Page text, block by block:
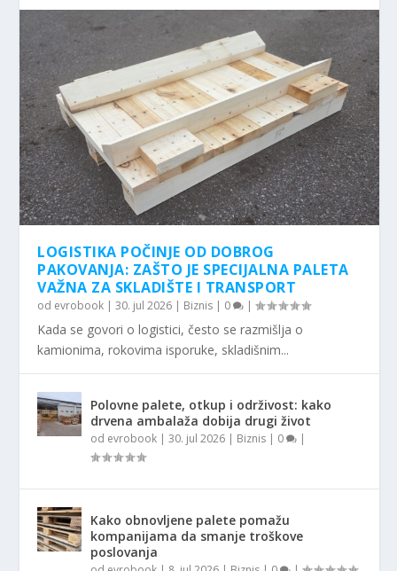
LOGISTIKA POČINJE OD DOBROG
PAKOVANJA: ZAŠTO JE SPECIJALNA PALETA
VAŽNA ZA SKLADIŠTE I TRANSPORT
od evrobook |30. jul 2026 | Biznis | 0 |
Kada se govori o logistici, često se razmišlja o
kamionima, rokovima isporuke, skladišnim...
Polovne palete, otkup i održivost: kako
drvena ambalaža dobija drugi život
od evrobook |30. jul 2026 | Biznis | 0 |
Kako obnovljene palete pomažu
kompanijama da smanje troškove
poslovanja